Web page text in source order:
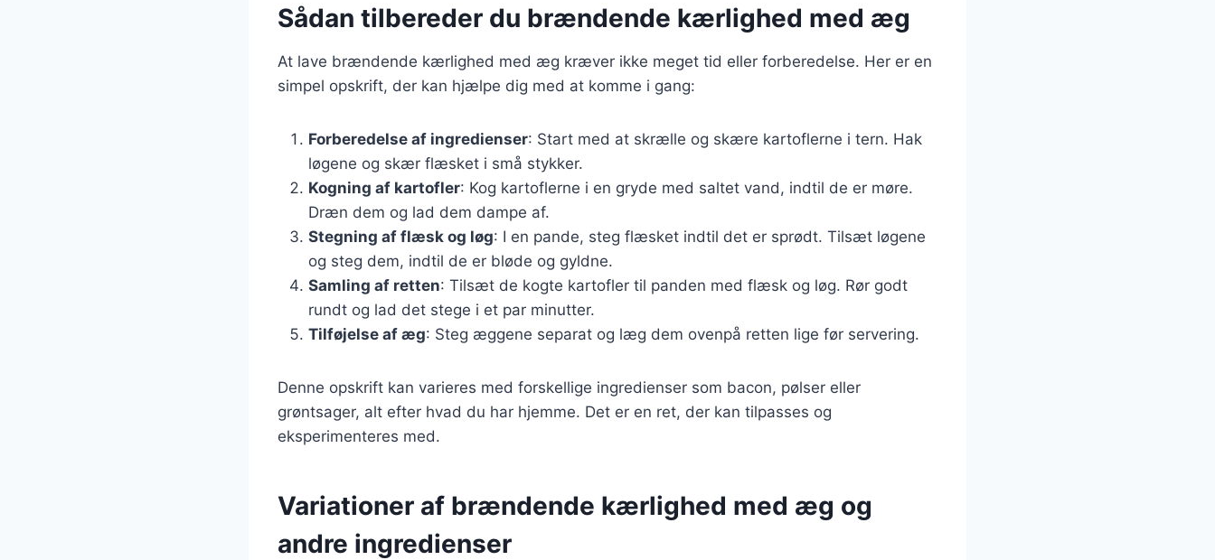
Sådan tilbereder du brændende kærlighed med æg
At lave brændende kærlighed med æg kræver ikke meget tid eller forberedelse. Her er en
simpel opskrift, der kan hjælpe dig med at komme i gang:
Forberedelse af ingredienser: Start med at skrælle og skære kartoflerne i tern. Hak
løgene og skær flæsket i små stykker.
Kogning af kartofler: Kog kartoflerne i en gryde med saltet vand, indtil de er møre.
Dræn dem og lad dem dampe af.
Stegning af flæsk og løg: I en pande, steg flæsket indtil det er sprødt. Tilsæt løgene
og steg dem, indtil de er bløde og gyldne.
Samling af retten: Tilsæt de kogte kartofler til panden med flæsk og løg. Rør godt
rundt og lad det stege i et par minutter.
Tilføjelse af æg: Steg æggene separat og læg dem ovenpå retten lige før servering.
Denne opskrift kan varieres med forskellige ingredienser som bacon, pølser eller
grøntsager, alt efter hvad du har hjemme. Det er en ret, der kan tilpasses og
eksperimenteres med.
Variationer af brændende kærlighed med æg og
andre ingredienser